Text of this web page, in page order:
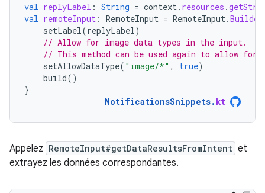
val replyLabel : String = context . resources .
val remoteInput : RemoteInput = RemoteInput .Builder
setLabel (replyLabel )
// Allow for image data types in the input.
// This method can be used again to allow for
setAllowDataType( "image/*" , true)
build()
}
NotificationsSnippets. kt
Appelez RemoteInput#getDataResultsFromIntent et
extrayez les données correspondantes.